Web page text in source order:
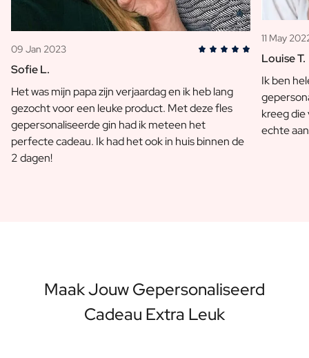
09 Jan 2023
Sofie L.
Het was mijn papa zijn verjaardag en ik heb lang
gezocht voor een leuke product. Met deze fles
gepersonaliseerde gin had ik meteen het
perfecte cadeau. Ik had het ook in huis binnen de
2 dagen!
11 May
Louise T.
Ik ben
kreeg
echte
Maak Jouw Gepersonaliseerd
Cadeau Extra Leuk